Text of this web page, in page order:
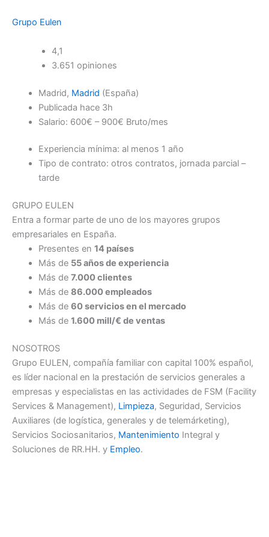
Grupo Eulen
4,1
3.651 opiniones
Madrid, Madrid (España)
Publicada hace 3h
Salario: 600€ – 900€ Bruto/mes
Experiencia mínima: al menos 1 año
Tipo de contrato: otros contratos, jornada parcial –
tarde
GRUPO EULEN
Entra a formar parte de uno de los mayores grupos
empresariales en España.
Presentes en 14 países
Más de 55 años de experiencia
Más de 7.000 clientes
Más de 86.000 empleados
Más de 60 servicios en el mercado
Más de 1.600 mill/€ de ventas
NOSOTROS
Grupo EULEN, compañía familiar con capital 100% español,
es líder nacional en la prestación de servicios generales a
empresas y especialistas en las actividades de FSM (Facility
Services & Management), Limpieza, Seguridad, Servicios
Auxiliares (de logística, generales y de telemárketing),
Servicios Sociosanitarios, Mantenimiento Integral y
Soluciones de RR.HH. y Empleo.